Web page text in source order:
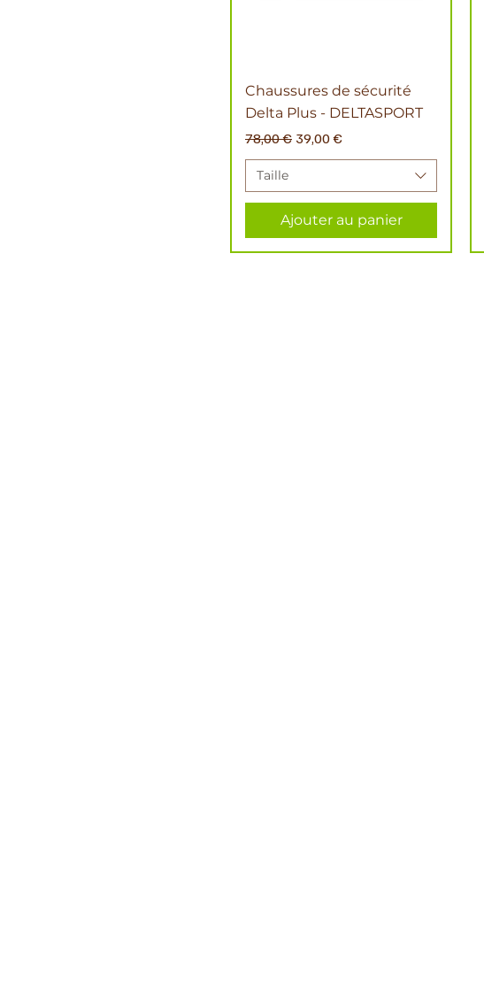
Chaussures de sécurité
Delta Plus - DELTASPORT
Prix original
78,00 € Prix promotionnel
39,00 €
Taille
Ajouter au panier